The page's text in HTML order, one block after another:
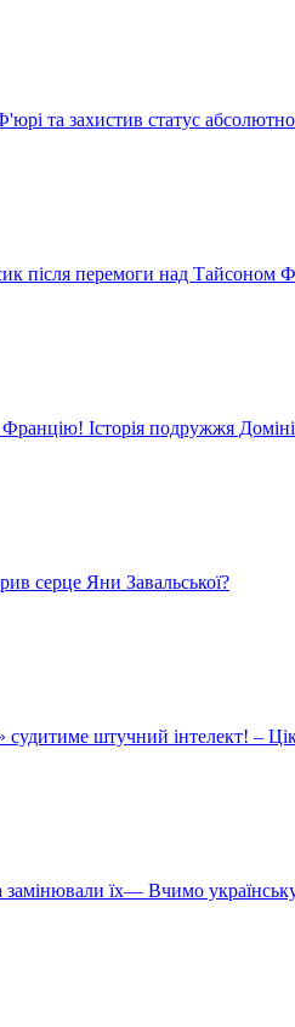
та захистив статус
після перемоги над Тайсоном
Історія подружжя
серце Яни Завальської?
штучний інтелект! –
замінювали їх— Вчимо